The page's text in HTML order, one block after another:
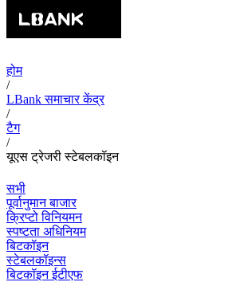
होम
/
LBank समाचार केंद्र
/
टैग
/
यूएस ट्रेजरी स्टेबलकॉइन
सभी
पूर्वानुमान बाजार
क्रिप्टो विनियमन
स्पष्टता अधिनियम
बिटकॉइन
स्टेबलकॉइन्स
बिटकॉइन ईटीएफ